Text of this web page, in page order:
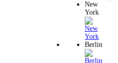
New
York
Berlin